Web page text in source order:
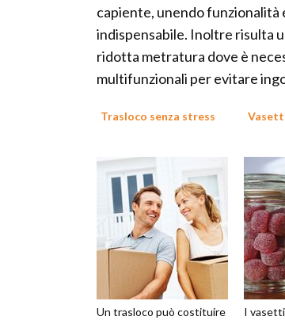
capiente, unendo funzionalità
indispensabile. Inoltre risulta
ridotta metratura dove è
multifunzionali per evitare
Trasloco senza stress
Un trasloco può costituire
I